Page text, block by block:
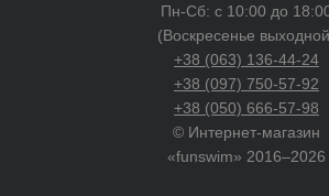
Пн-Сб: с 10:00 до
(Воскресенье
+38 (063) 136-44-24
+38 (097) 750-57-92
+38 (050) 666-57-98
© Интернет-магазин
«funswim» 2016–2026